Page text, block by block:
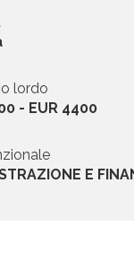
con
lordo
- EUR 4400
E